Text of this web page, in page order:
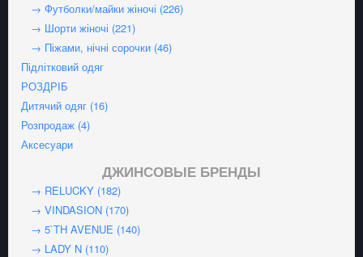
→ Футболки/майки жіночі (226)
→ Шорти жіночі (221)
→ Піжами, нічні сорочки (46)
Підлітковий одяг
РОЗДРІБ
Дитячий одяг (16)
Розпродаж (4)
Аксесуари
ДЖИНСОВЫЕ БРЕНДЫ
→ RELUCKY (182)
→ VINDASION (170)
→ 5`TH AVENUE (140)
→ LADY N (110)